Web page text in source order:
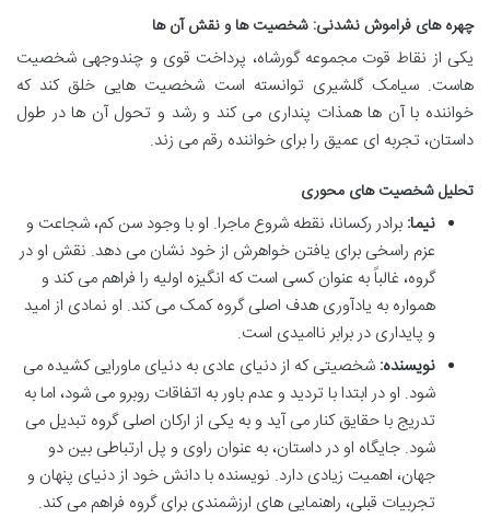
چهره های فراموش نشدنی: شخصیت ها و نقش آن ها
یکی از نقاط قوت مجموعه گورشاه، پرداخت قوی و چندوجهی شخصیت
هاست. سیامک گلشیری توانسته است شخصیت هایی خلق کند که
خواننده با آن ها همذات پنداری می کند و رشد و تحول آن ها در طول
داستان، تجربه ای عمیق را برای خواننده رقم می زند.
تحلیل شخصیت های محوری
نیما: برادر رکسانا، نقطه شروع ماجرا. او با وجود سن کم، شجاعت و
عزم راسخی برای یافتن خواهرش از خود نشان می دهد. نقش او در
گروه، غالباً به عنوان کسی است که انگیزه اولیه را فراهم می کند و
همواره به یادآوری هدف اصلی گروه کمک می کند. او نمادی از امید
و پایداری در برابر ناامیدی است.
نویسنده: شخصیتی که از دنیای عادی به دنیای ماورایی کشیده می
شود. او در ابتدا با تردید و عدم باور به اتفاقات روبرو می شود، اما به
تدریج با حقایق کنار می آید و به یکی از ارکان اصلی گروه تبدیل می
شود. جایگاه او در داستان، به عنوان راوی و پل ارتباطی بین دو
جهان، اهمیت زیادی دارد. نویسنده با دانش خود از دنیای پنهان و
تجربیات قبلی، راهنمایی های ارزشمندی برای گروه فراهم می کند.